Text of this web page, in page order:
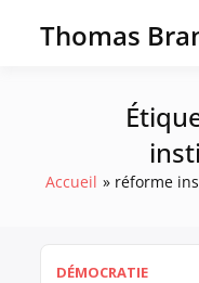
Thomas
Accueil réforme
DÉMOCRATIE